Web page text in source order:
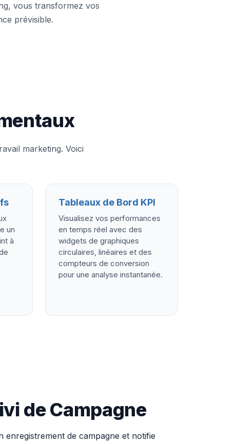
vous transformez vos
prévisible.
marketing. Voici
un
à
Tableaux de Bord KPI
Visualisez vos performances
en temps réel avec des
widgets de graphiques
circulaires, linéaires et des
compteurs de conversion
pour une analyse instantanée.
de Campagne
de campagne et notifie